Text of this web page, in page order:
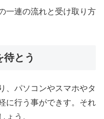
一連の流れと受け取り方
待とう
、パソコンやスマホやタ
に行う事ができす。それ
ょう。